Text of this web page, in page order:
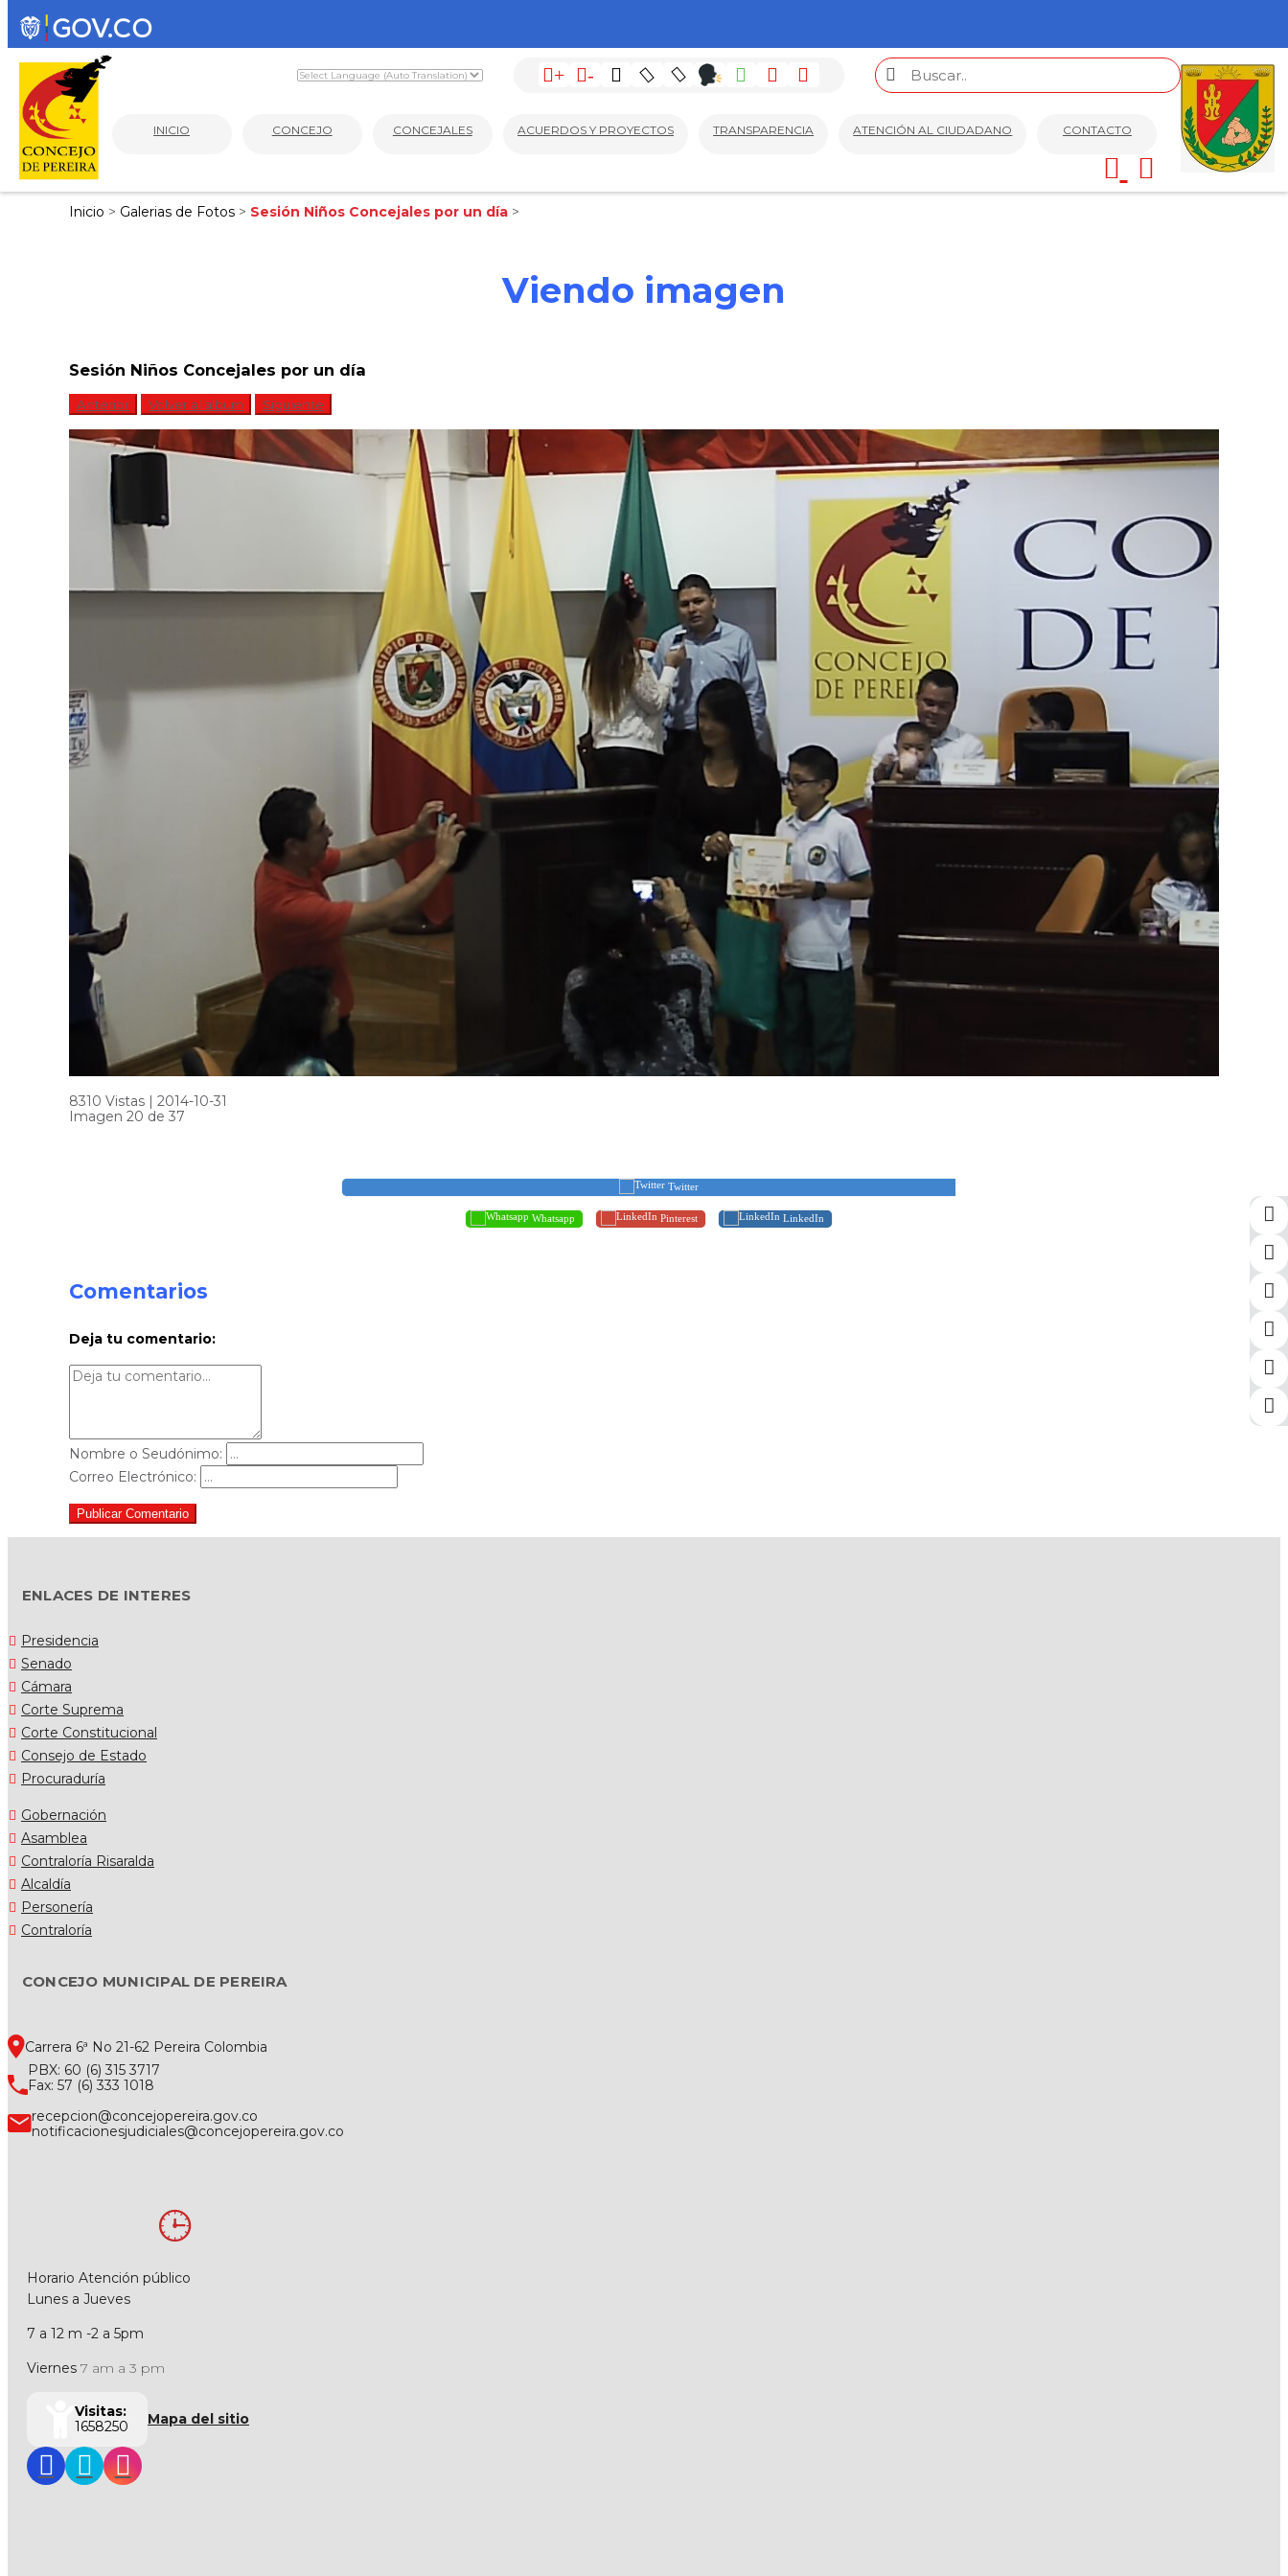
+ -
INICIO CONCEJO CONCEJALES ACUERDOS Y PROYECTOS TRANSPARENCIA ATENCIÓN AL CIUDADANO CONTACTO
Inicio > Galerias de Fotos > Sesión Niños Concejales por un día >
Viendo imagen
Sesión Niños Concejales por un día
Anterior Volver al album Siguiente
8310 Vistas | 2014-10-31
Imagen 20 de 37
Twitter
Whatsapp Pinterest LinkedIn
Comentarios
Deja tu comentario:
Nombre o Seudónimo:
Correo Electrónico:
Publicar Comentario
ENLACES DE INTERES
Presidencia
Senado
Cámara
Corte Suprema
Corte Constitucional
Consejo de Estado
Procuraduría
Gobernación
Asamblea
Contraloría Risaralda
Alcaldía
Personería
Contraloría
CONCEJO MUNICIPAL DE PEREIRA
Carrera 6ª No 21-62 Pereira Colombia
PBX: 60 (6) 315 3717
Fax: 57 (6) 333 1018
recepcion@concejopereira.gov.co
notificacionesjudiciales@concejopereira.gov.co
Horario Atención público
Lunes a Jueves
7 a 12 m -2 a 5pm
Viernes 7 am a 3 pm
Visitas:
1658250
Mapa del sitio